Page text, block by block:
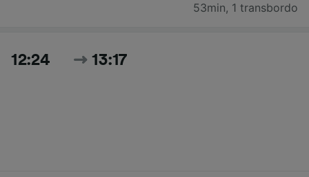
53min, 1 transbordo
12:24 13:17